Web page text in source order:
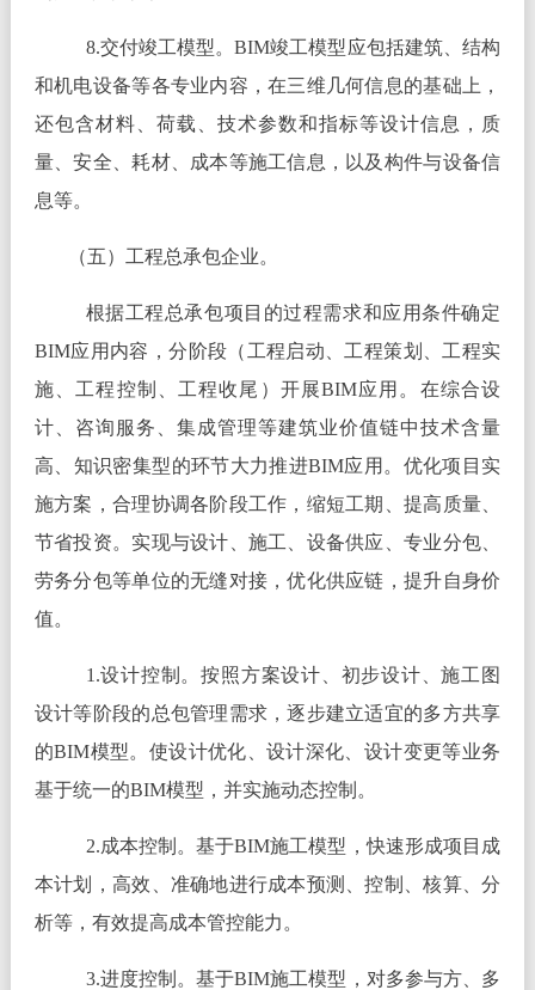
8.交付竣工模型。BIM竣工模型应包括建筑、结构
和机电设备等各专业内容，在三维几何信息的基础上，
还包含材料、荷载、技术参数和指标等设计信息，质
量、安全、耗材、成本等施工信息，以及构件与设备信
息等。
（五）工程总承包企业。
根据工程总承包项目的过程需求和应用条件确定
BIM应用内容，分阶段（工程启动、工程策划、工程实
施、工程控制、工程收尾）开展BIM应用。在综合设
计、咨询服务、集成管理等建筑业价值链中技术含量
高、知识密集型的环节大力推进BIM应用。优化项目实
施方案，合理协调各阶段工作，缩短工期、提高质量、
节省投资。实现与设计、施工、设备供应、专业分包、
劳务分包等单位的无缝对接，优化供应链，提升自身价
值。
1.设计控制。按照方案设计、初步设计、施工图
设计等阶段的总包管理需求，逐步建立适宜的多方共享
的BIM模型。使设计优化、设计深化、设计变更等业务
基于统一的BIM模型，并实施动态控制。
2.成本控制。基于BIM施工模型，快速形成项目成
本计划，高效、准确地进行成本预测、控制、核算、分
析等，有效提高成本管控能力。
3.进度控制。基于BIM施工模型，对多参与方、多